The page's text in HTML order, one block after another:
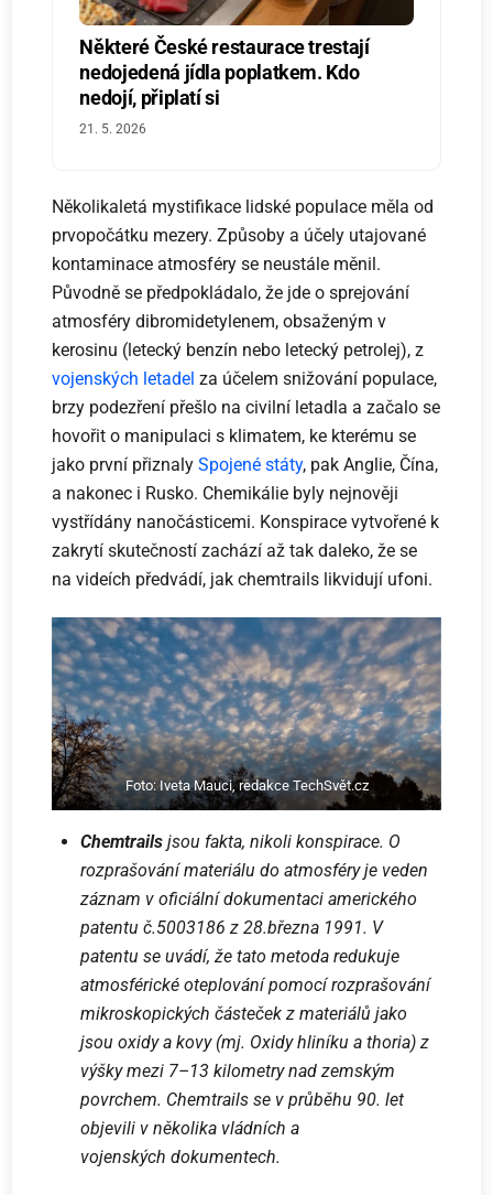
Některé České restaurace trestají
nedojedená jídla poplatkem. Kdo
nedojí, připlatí si
21. 5. 2026
Několikaletá mystifikace lidské populace měla od
prvopočátku mezery. Způsoby a účely utajované
kontaminace atmosféry se neustále měnil.
Původně se předpokládalo, že jde o sprejování
atmosféry dibromidetylenem, obsaženým v
kerosinu (letecký benzín nebo letecký petrolej), z
vojenských letadel za účelem snižování populace,
brzy podezření přešlo na civilní letadla a začalo se
hovořit o manipulaci s klimatem, ke kterému se
jako první přiznalySpojené státy, pak Anglie, Čína,
a nakonec i Rusko. Chemikálie byly nejnověji
vystřídány nanočásticemi. Konspirace vytvořené k
zakrytí skutečností zachází až tak daleko, že se
na videích předvádí, jak chemtrails likvidují ufoni.
Foto: Iveta Mauci, redakce TechSvět.cz
Chemtrails jsou fakta, nikoli konspirace. O
rozprašování materiálu do atmosféry je veden
záznam v oficiální dokumentaci amerického
patentu č.5003186 z 28.března 1991. V
patentu se uvádí, že tato metoda redukuje
atmosférické oteplování pomocí rozprašování
mikroskopických částeček z materiálů jako
jsou oxidy a kovy (mj. Oxidy hliníku a thoria) z
výšky mezi 7–13 kilometry nad zemským
povrchem. Chemtrails se v průběhu 90. let
objevili v několika vládních a
vojenských dokumentech.